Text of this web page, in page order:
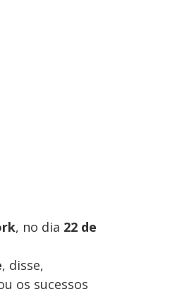
, no dia 22 de
, disse,
os sucessos